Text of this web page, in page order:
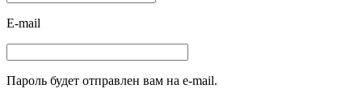
E-mail
Пароль будет отправлен вам на e-mail.